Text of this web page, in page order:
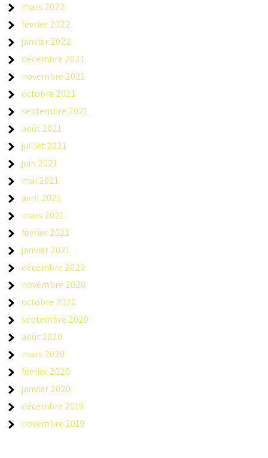
mars 2022
février 2022
janvier 2022
décembre 2021
novembre 2021
octobre 2021
septembre 2021
août 2021
juillet 2021
juin 2021
mai 2021
avril 2021
mars 2021
février 2021
janvier 2021
décembre 2020
novembre 2020
octobre 2020
septembre 2020
août 2020
mars 2020
février 2020
janvier 2020
décembre 2019
novembre 2019